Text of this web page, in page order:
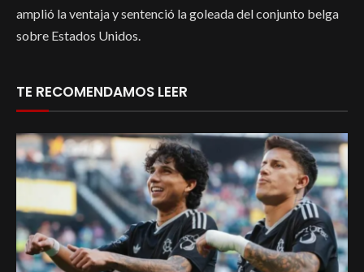
amplió la ventaja y sentenció la goleada del conjunto belga
sobre Estados Unidos.
TE RECOMENDAMOS LEER